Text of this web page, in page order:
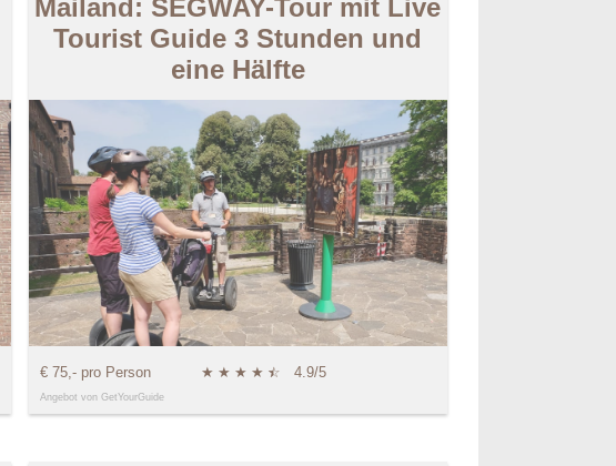
Mailand: SEGWAY-Tour mit Live
Tourist Guide 3 Stunden und
eine Hälfte
€ 75,- pro Person ★ ★ ★ ★ ★
☆ 4.9/5
Angebot von GetYourGuide